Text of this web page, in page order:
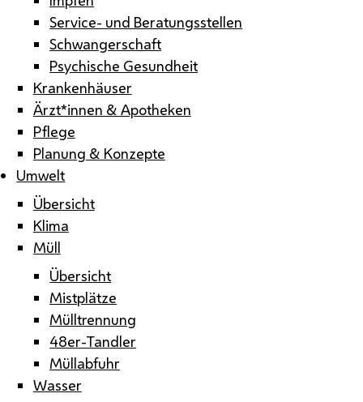
Service- und Beratungsstellen
Schwangerschaft
Psychische Gesundheit
Krankenhäuser
Ärzt*innen & Apotheken
Pflege
Planung & Konzepte
Umwelt
Übersicht
Klima
Müll
Übersicht
Mistplätze
Mülltrennung
48er-Tandler
Müllabfuhr
Wasser